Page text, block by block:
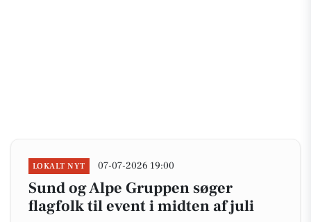
LOKALT NYT 07-07-2026 19:00
Sund og Alpe Gruppen søger
flagfolk til event i midten af juli